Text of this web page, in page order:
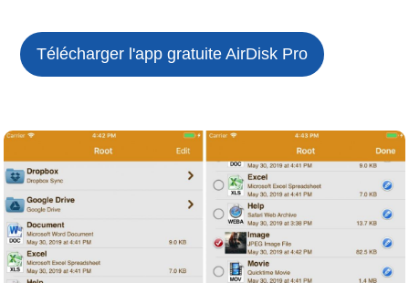
Télécharger l'app gratuiteAirDisk Pro